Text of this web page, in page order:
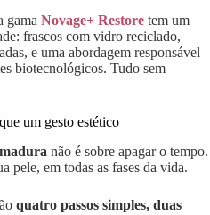
gama Novage+ Restore tem um
frascos com vidro reciclado,
e uma abordagem responsável
biotecnológicos. Tudo sem
um gesto estético
não é sobre apagar o tempo.
pele, em todas as fases da vida.
quatro passos simples, duas